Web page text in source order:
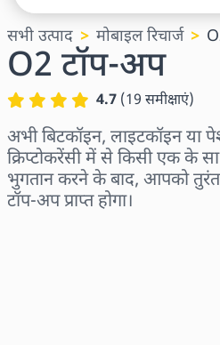
सभी उत्पाद मोबाइल रिचार्ज
O2 टॉप-अप
4.7 (19 समीक्षाएं)
अभी बिटकॉइन, लाइटकॉइन या
क्रिप्टोकरेंसी में से किसी एक के
भुगतान करने के बाद, आपको
टॉप-अप प्राप्त होगा।